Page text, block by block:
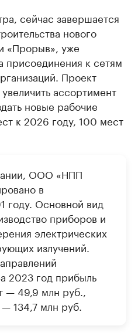
сейчас завершается
нового
«Прорыв», уже
присоединения к сетям
Проект
ассортимент
новые рабочие
к 2026 году, 100 мест
ООО «НПП
в
году. Основной вид
приборов и
электрических
излучений.
2023 год прибыль
— 49,9 млн руб.,
134,7 млн руб.